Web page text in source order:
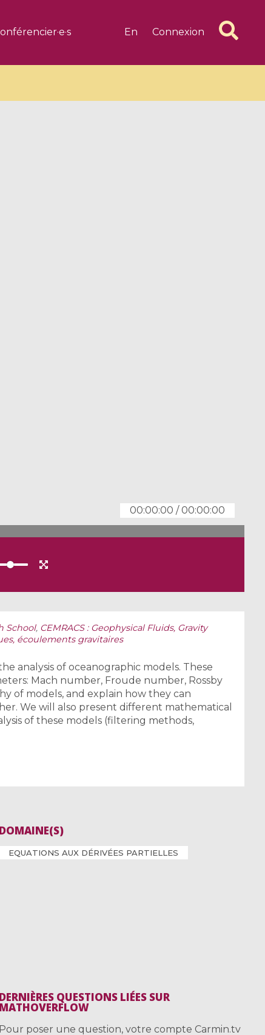
En Connexion
00:00:00 /00:00:00
School, CEMRACS : Geophysical Fluids, Gravity
écoulements gravitaires
analysis of oceanographic models. These
Mach number, Froude number, Rossby
of models, and explain how they can
We will also present different mathematical
of these models (filtering methods,
DOMAINE(S)
EQUATIONS AUX DÉRIVÉES PARTIELLES
DERNIÈRES QUESTIONS LIÉES SUR
MATHOVERFLOW
Pour poser une question, votre compte Carmin.tv